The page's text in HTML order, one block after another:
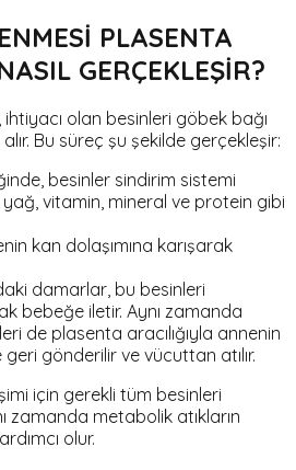
PLASENTA
GERÇEKLEŞİR?
olan besinleri göbek bağı
Bu süreç şu şekilde gerçekleşir:
besinler sindirim sistemi
vitamin, mineral ve protein gibi
kan dolaşımına karışarak
damarlar, bu besinleri
bebeğe iletir. Aynı zamanda
de plasenta aracılığıyla annenin
gönderilir ve vücuttan atılır.
için gerekli tüm besinleri
zamanda metabolik atıkların
olur.